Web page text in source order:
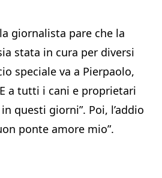
giornalista pare che la
stata in cura per diversi
speciale va a Pierpaolo,
a tutti i cani e proprietari
questi giorni”. Poi, l’addio
ponte amore mio”.